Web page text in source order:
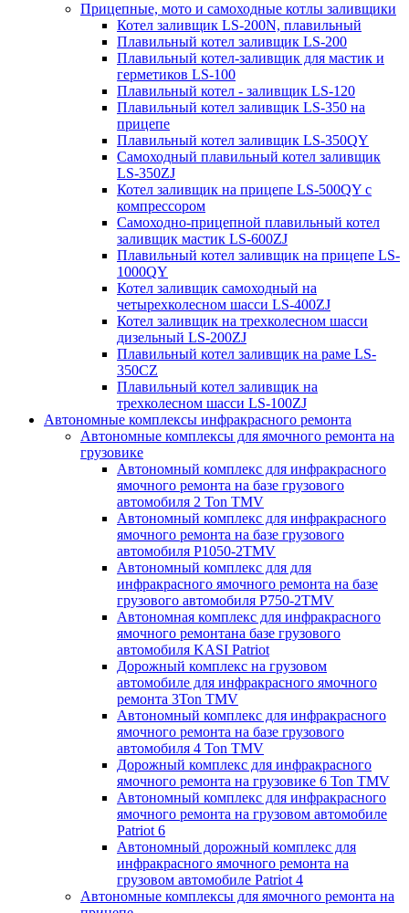
Прицепные, мото и самоходные котлы заливщики
Котел заливщик LS-200N, плавильный
Плавильный котел заливщик LS-200
Плавильный котел-заливщик для мастик и
герметиков LS-100
Плавильный котел - заливщик LS-120
Плавильный котел заливщик LS-350 на
прицепе
Плавильный котел заливщик LS-350QY
Самоходный плавильный котел заливщик
LS-350ZJ
Котел заливщик на прицепе LS-500QY с
компрессором
Самоходно-прицепной плавильный котел
заливщик мастик LS-600ZJ
Плавильный котел заливщик на прицепе LS-
1000QY
Котел заливщик самоходный на
четырехколесном шасси LS-400ZJ
Котел заливщик на трехколесном шасси
дизельный LS-200ZJ
Плавильный котел заливщик на раме LS-
350CZ
Плавильный котел заливщик на
трехколесном шасси LS-100ZJ
Автономные комплексы инфракрасного ремонта
Автономные комплексы для ямочного ремонта на
грузовике
Автономный комплекс для инфракрасного
ямочного ремонта на базе грузового
автомобиля 2 Ton TMV
Автономный комплекс для инфракрасного
ямочного ремонта на базе грузового
автомобиля P1050-2TMV
Автономный комплекс для для
инфракрасного ямочного ремонта на базе
грузового автомобиля P750-2TMV
Автономная комплекс для инфракрасного
ямочного ремонтана базе грузового
автомобиля KASI Patriot
Дорожный комплекс на грузовом
автомобиле для инфракрасного ямочного
ремонта 3Ton TMV
Автономный комплекс для инфракрасного
ямочного ремонта на базе грузового
автомобиля 4 Ton TMV
Дорожный комплекс для инфракрасного
ямочного ремонта на грузовике 6 Ton TMV
Автономный комплекс для инфракрасного
ямочного ремонта на грузовом автомобиле
Patriot 6
Автономный дорожный комплекс для
инфракрасного ямочного ремонта на
грузовом автомобиле Patriot 4
Автономные комплексы для ямочного ремонта на